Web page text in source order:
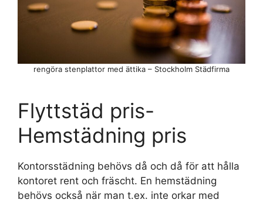
rengöra stenplattor med ättika – Stockholm Städfirma
Flyttstäd pris-
Hemstädning pris
Kontorsstädning behövs då och då för att hålla
kontoret rent och fräscht. En hemstädning
behövs också när man t.ex. inte orkar med